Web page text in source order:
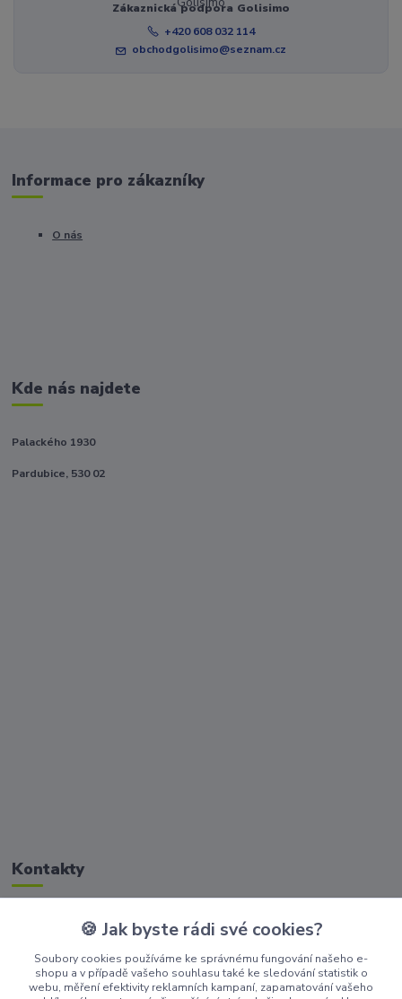
Zákaznická podpora Golisimo
+420 608 032 114
obchodgolisimo@seznam.cz
Informace pro zákazníky
O nás
Kde nás najdete
Palackého 1930
Pardubice, 530 02
Kontakty
Zákaznická podpora Golisimo
obchodgolisimo@seznam.cz
🍪 Jak byste rádi své cookies?
Soubory cookies používáme ke správnému fungování našeho e-
shopu a v případě vašeho souhlasu také ke sledování statistik o
webu, měření efektivity reklamních kampaní, zapamatování vašeho